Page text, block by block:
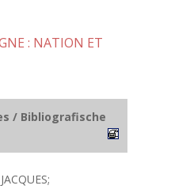
: NATION ET
/ Bibliografische